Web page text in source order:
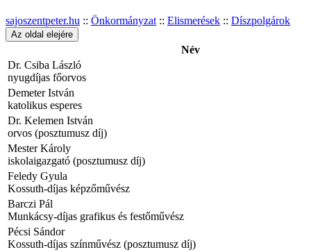
sajoszentpeter.hu :: Önkormányzat :: Elismerések :: Díszpolgárok
Az oldal elejére
Név
Dr. Csiba László
nyugdíjas főorvos
Demeter István
katolikus esperes
Dr. Kelemen István
orvos (posztumusz díj)
Mester Károly
iskolaigazgató (posztumusz díj)
Feledy Gyula
Kossuth-díjas képzőművész
Barczi Pál
Munkácsy-díjas grafikus és festőművész
Pécsi Sándor
Kossuth-díjas színművész (posztumusz díj)